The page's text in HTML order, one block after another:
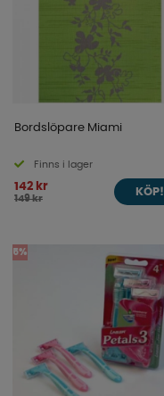
Bordslöpare Miami
Finns i lager
142 kr
149 kr
KÖP!
5%